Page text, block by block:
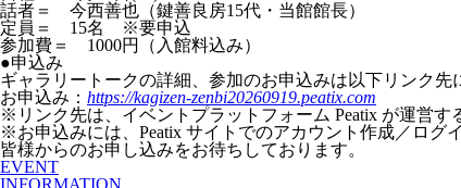
話者＝ 今西善也（鍵善良房15代・当館館長）
定員＝ 15名 ※要申込
参加費＝ 1000円（入館料込み）
●申込み
ギャラリートークの詳細、参加のお申込みは以下リンク先
お申込み： https://kagizen-zenbi20260919.peatix.com
※リンク先は、イベントプラットフォーム Peatix が運営す
※お申込みには、Peatix サイトでのアカウント作成／ログ
皆様からのお申し込みをお待ちしております。
EVENT
INFORMATION